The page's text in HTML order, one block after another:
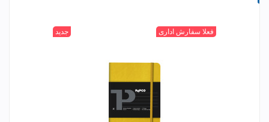
315
400
520
601
+ جدید فعلا سفارش اداری